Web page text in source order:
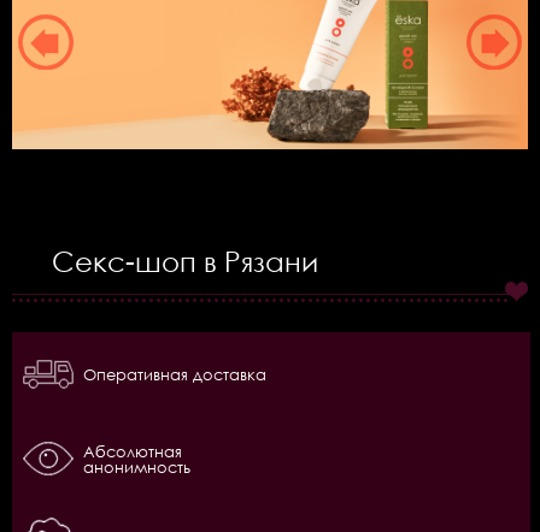
Секс-шоп в Рязани
Оперативная доставка
Абсолютная
анонимность